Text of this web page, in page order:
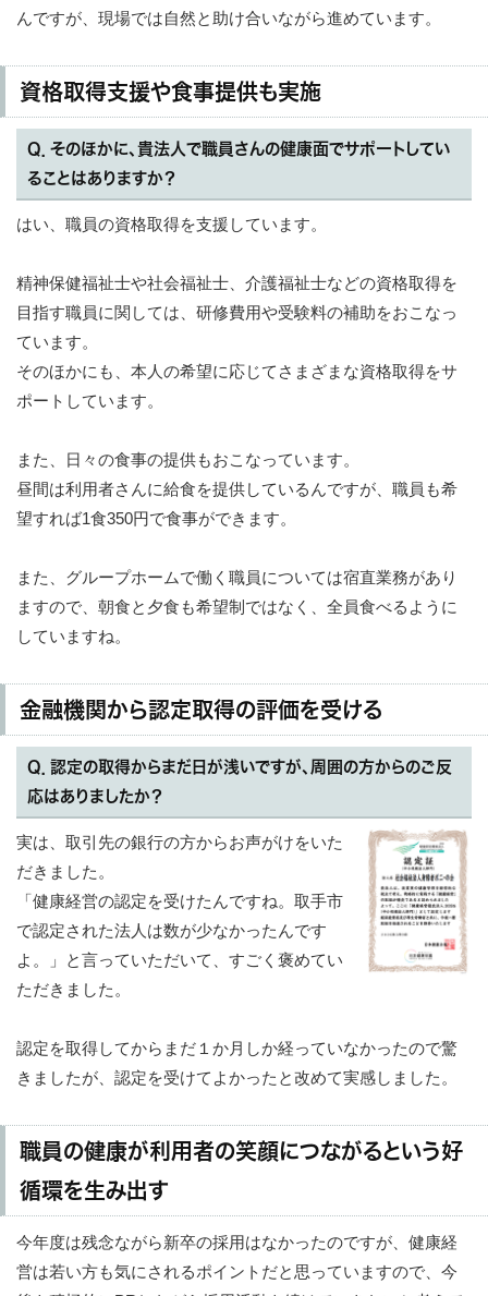
んですが、現場では自然と助け合いながら進めています。
資格取得支援や食事提供も実施
Q．そのほかに、貴法人で職員さんの健康面でサポートしてい
ることはありますか？
はい、職員の資格取得を支援しています。
精神保健福祉士や社会福祉士、介護福祉士などの資格取得を
目指す職員に関しては、研修費用や受験料の補助をおこなっ
ています。
そのほかにも、本人の希望に応じてさまざまな資格取得をサ
ポートしています。
また、日々の食事の提供もおこなっています。
昼間は利用者さんに給食を提供しているんですが、職員も希
望すれば1食350円で食事ができます。
また、グループホームで働く職員については宿直業務があり
ますので、朝食と夕食も希望制ではなく、全員食べるように
していますね。
金融機関から認定取得の評価を受ける
Q．認定の取得からまだ日が浅いですが、周囲の方からのご反
応はありましたか？
実は、取引先の銀行の方からお声がけをいた
だきました。
「健康経営の認定を受けたんですね。取手市
で認定された法人は数が少なかったんです
よ。」と言っていただいて、すごく褒めてい
ただきました。
認定を取得してからまだ１か月しか経っていなかったので驚
きましたが、認定を受けてよかったと改めて実感しました。
職員の健康が利用者の笑顔につながるという好
循環を生み出す
今年度は残念ながら新卒の採用はなかったのですが、健康経
営は若い方も気にされるポイントだと思っていますので、今